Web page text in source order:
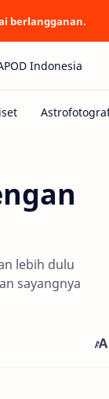
berlangganan.
Indonesia
lebih dulu
sayangnya